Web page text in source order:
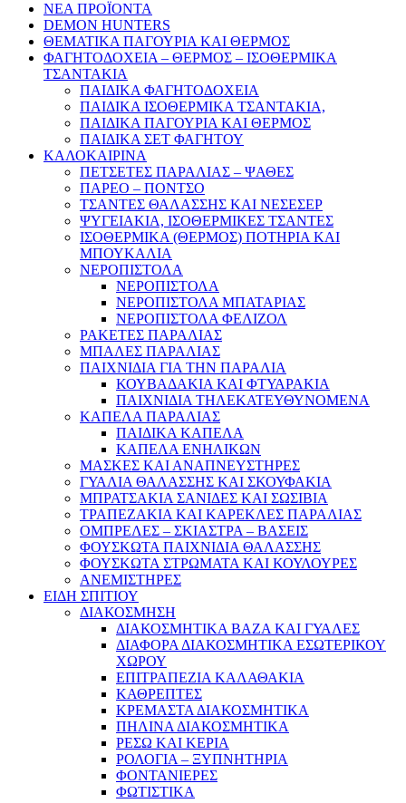
ΝΕΑ ΠΡΟΪΟΝΤΑ
DEMON HUNTERS
ΘΕΜΑΤΙΚΑ ΠΑΓΟΥΡΙΑ ΚΑΙ ΘΕΡΜΟΣ
ΦΑΓΗΤΟΔΟΧΕΙΑ – ΘΕΡΜΟΣ – ΙΣΟΘΕΡΜΙΚΑ
ΤΣΑΝΤΑΚΙΑ
ΠΑΙΔΙΚΑ ΦΑΓΗΤΟΔΟΧΕΙΑ
ΠΑΙΔΙΚΑ ΙΣΟΘΕΡΜΙΚΑ ΤΣΑΝΤΑΚΙΑ,
ΠΑΙΔΙΚΑ ΠΑΓΟΥΡΙΑ ΚΑΙ ΘΕΡΜΟΣ
ΠΑΙΔΙΚΑ ΣΕΤ ΦΑΓΗΤΟΥ
ΚΑΛΟΚΑΙΡΙΝΑ
ΠΕΤΣΕΤΕΣ ΠΑΡΑΛΙΑΣ – ΨΑΘΕΣ
ΠΑΡΕΟ – ΠΟΝΤΣΟ
ΤΣΑΝΤΕΣ ΘΑΛΑΣΣΗΣ ΚΑΙ ΝΕΣΕΣΕΡ
ΨΥΓΕΙΑΚΙΑ, ΙΣΟΘΕΡΜΙΚΕΣ ΤΣΑΝΤΕΣ
ΙΣΟΘΕΡΜΙΚΑ (ΘΕΡΜΟΣ) ΠΟΤΗΡΙΑ ΚΑΙ
ΜΠΟΥΚΑΛΙΑ
ΝΕΡΟΠΙΣΤΟΛΑ
ΝΕΡΟΠΙΣΤΟΛΑ
ΝΕΡΟΠΙΣΤΟΛΑ ΜΠΑΤΑΡΙΑΣ
ΝΕΡΟΠΙΣΤΟΛΑ ΦΕΛΙΖΟΛ
ΡΑΚΕΤΕΣ ΠΑΡΑΛΙΑΣ
ΜΠΑΛΕΣ ΠΑΡΑΛΙΑΣ
ΠΑΙΧΝΙΔΙΑ ΓΙΑ ΤΗΝ ΠΑΡΑΛΙΑ
ΚΟΥΒΑΔΑΚΙΑ ΚΑΙ ΦΤΥΑΡΑΚΙΑ
ΠΑΙΧΝΙΔΙΑ ΤΗΛΕΚΑΤΕΥΘΥΝΟΜΕΝΑ
ΚΑΠΕΛΑ ΠΑΡΑΛΙΑΣ
ΠΑΙΔΙΚΑ ΚΑΠΕΛΑ
ΚΑΠΕΛΑ ΕΝΗΛΙΚΩΝ
ΜΑΣΚΕΣ ΚΑΙ ΑΝΑΠΝΕΥΣΤΗΡΕΣ
ΓΥΑΛΙΑ ΘΑΛΑΣΣΗΣ ΚΑΙ ΣΚΟΥΦΑΚΙΑ
ΜΠΡΑΤΣΑΚΙΑ ΣΑΝΙΔΕΣ ΚΑΙ ΣΩΣΙΒΙΑ
ΤΡΑΠΕΖΑΚΙΑ ΚΑΙ ΚΑΡΕΚΛΕΣ ΠΑΡΑΛΙΑΣ
ΟΜΠΡΕΛΕΣ – ΣΚΙΑΣΤΡΑ – ΒΑΣΕΙΣ
ΦΟΥΣΚΩΤΑ ΠΑΙΧΝΙΔΙΑ ΘΑΛΑΣΣΗΣ
ΦΟΥΣΚΩΤΑ ΣΤΡΩΜΑΤΑ ΚΑΙ ΚΟΥΛΟΥΡΕΣ
ΑΝΕΜΙΣΤΗΡΕΣ
ΕΙΔΗ ΣΠΙΤΙΟΥ
ΔΙΑΚΟΣΜΗΣΗ
ΔΙΑΚΟΣΜΗΤΙΚΑ ΒΑΖΑ ΚΑΙ ΓΥΑΛΕΣ
ΔΙΑΦΟΡΑ ΔΙΑΚΟΣΜΗΤΙΚΑ ΕΣΩΤΕΡΙΚΟΥ
ΧΩΡΟΥ
ΕΠΙΤΡΑΠΕΖΙΑ ΚΑΛΑΘΑΚΙΑ
ΚΑΘΡΕΠΤΕΣ
ΚΡΕΜΑΣΤΑ ΔΙΑΚΟΣΜΗΤΙΚΑ
ΠΗΛΙΝΑ ΔΙΑΚΟΣΜΗΤΙΚΑ
ΡΕΣΩ ΚΑΙ ΚΕΡΙΑ
ΡΟΛΟΓΙΑ – ΞΥΠΝΗΤΗΡΙΑ
ΦΟΝΤΑΝΙΕΡΕΣ
ΦΩΤΙΣΤΙΚΑ